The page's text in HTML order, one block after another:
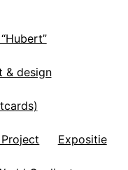
& design
Expositie